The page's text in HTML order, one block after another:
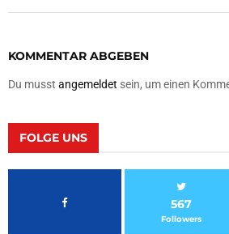
KOMMENTAR ABGEBEN
Du musst angemeldet sein, um einen
FOLGE UNS
567
Followers